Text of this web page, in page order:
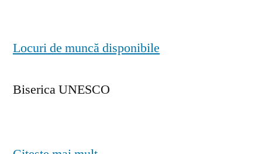
Locuri de muncă disponibile
Biserica UNESCO